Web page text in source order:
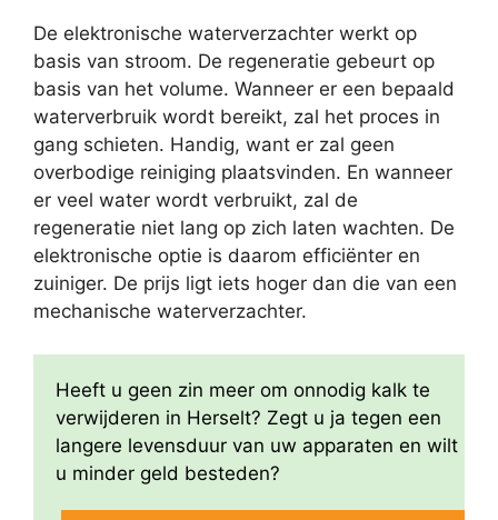
De elektronische waterverzachter werkt op
basis van stroom. De regeneratie gebeurt op
basis van het volume. Wanneer er een bepaald
waterverbruik wordt bereikt, zal het proces in
gang schieten. Handig, want er zal geen
overbodige reiniging plaatsvinden. En wanneer
er veel water wordt verbruikt, zal de
regeneratie niet lang op zich laten wachten. De
elektronische optie is daarom efficiënter en
zuiniger. De prijs ligt iets hoger dan die van een
mechanische waterverzachter.
Heeft u geen zin meer om onnodig kalk te
verwijderen in Herselt? Zegt u ja tegen een
langere levensduur van uw apparaten en wilt
u minder geld besteden?